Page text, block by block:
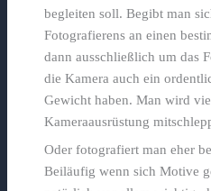
begleiten soll. Begibt man
Fotografierens an einen
dann ausschließlich um das
die Kamera auch ein
Gewicht haben. Man wird
Kameraausrüstung
Oder fotografiert man eher
Beiläufig wenn sich Motive